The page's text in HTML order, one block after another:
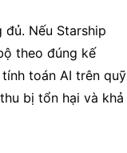
Nếu Starship
theo đúng kế
toán AI trên quỹ
bị tổn hại và khả